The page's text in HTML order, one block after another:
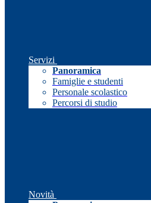
Servizi
Panoramica
Famiglie e studenti
Personale scolastico
Percorsi di studio
Novità